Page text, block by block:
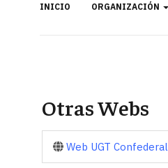
INICIO ORGANIZACIÓN
Otras Webs
Web UGT Confederal